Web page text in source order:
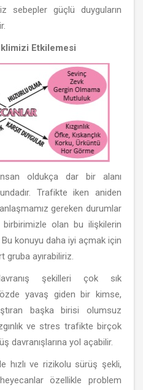
sebepler güçlü duyguların
Etkilemesi
oldukça dar bir alanı
Trafikte iken aniden
gereken durumlar
birbirimizle olan bu ilişkilerin
konuyu daha iyi açmak için
gruba ayırabiliriz.
şekilleri çok sık
yavaş giden bir kimse,
başka birisi olumsuz
ve stres trafikte birçok
davranışlarına yol açabilir.
hızlı ve rizikolu sürüş şekli,
özellikle problem